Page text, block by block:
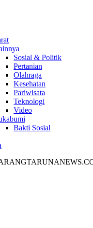
Sosial & Politik
Pertanian
Olahraga
Kesehatan
Pariwisata
Teknologi
Video
Bakti Sosial